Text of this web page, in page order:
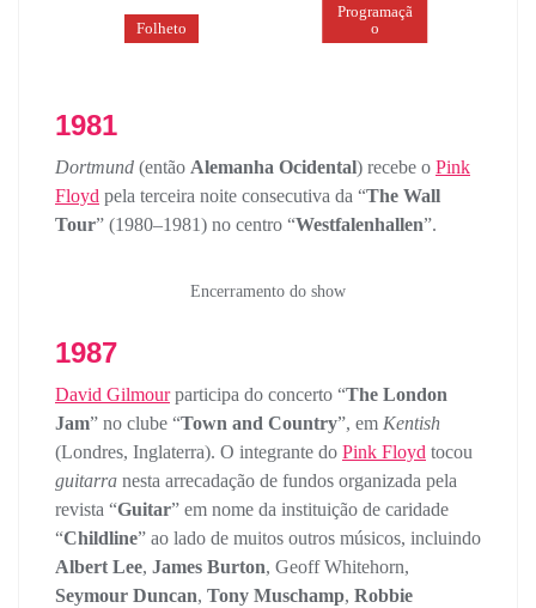
Folheto
Programaçã
o
1981
Dortmund (então Alemanha Ocidental) recebe o Pink
Floyd pela terceira noite consecutiva da “The Wall
Tour” (1980–1981) no centro “Westfalenhallen”.
Encerramento do show
1987
David Gilmourparticipa do concerto “The London
Jam” no clube “Town and Country”, em Kentish
(Londres, Inglaterra). O integrante do Pink Floyd tocou
guitarra nesta arrecadação de fundos organizada pela
revista “Guitar” em nome da instituição de caridade
“Childline” ao lado de muitos outros músicos, incluindo
Albert Lee, James Burton, Geoff Whitehorn,
Seymour Duncan, Tony Muschamp, Robbie